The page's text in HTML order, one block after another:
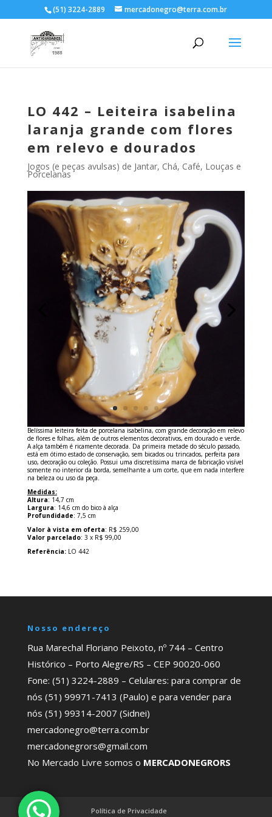
(51) 3224-2889 mercadonegro@terra.com.br
LO 442 – Leiteira isabelina
laranja grande com flores
em relevo e dourados
Jogos (e peças avulsas) de Jantar, Chá, Café, Louças e
Porcelanas
Belíssima leiteira feita de porcelana isabelina, com grande decoração em relevo
de flores e folhas, além de outros elementos decorativos, em dourado e verde.
A alça também é ricamente decorada. Da primeira metade do século passado,
está em ótimo estado de conservação, sem bicados ou trincados, perfeita para
uso, decoração ou coleção. Possui uma discretíssima marca de fabricação visível
somente no interior da borda, semelhante a um corte, que em nada interfere
na beleza ou uso da peça.
Medidas:
Altura: 14,7 cm
Largura: 14,6 cm do bico à alça
Profundidade: 7,5 cm
Valor à vista em oferta: R$ 259,00
Valor parcelado: 3 x R$ 99,00
Referência:LO 442
Nosso endereço
Rua Marechal Floriano Peixoto, nº 744 – Centro
Histórico – Porto Alegre/RS – CEP 90020-060
Fone: (51) 3224-2889 – Celulares: para comprar de
nós (51) 99971-7413 (Paulo) e para vender para
nós (51) 99314-2007 (Sidnei)
mercadonegro@terra.com.br
mercadonegrors@gmail.com
No Mercado Livre somos o MERCADONEGRORS
Política de Privacidade